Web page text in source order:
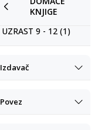
KNJIGE
UZRAST 9 - 12 (1)
Izdavač
Povez